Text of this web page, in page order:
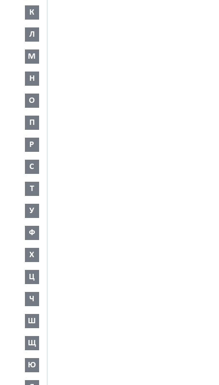
К
Л
М
Н
О
П
Р
С
Т
У
Ф
Х
Ц
Ч
Ш
Щ
Ю